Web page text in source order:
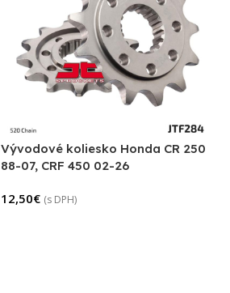
Vývodové koliesko Honda CR 250
88-07, CRF 450 02-26
12,50€ (s DPH)